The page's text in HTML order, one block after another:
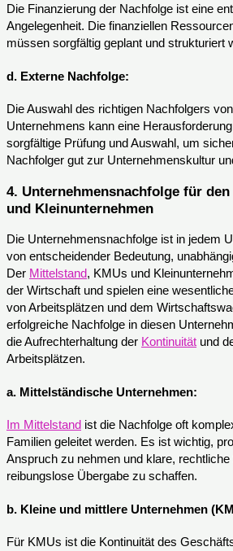
Die Finanzierung der Nachfolge ist eine
Angelegenheit. Die finanziellen
müssen sorgfältig geplant und strukturiert
d. Externe Nachfolge:
Die Auswahl des richtigen Nachfolgers
Unternehmens kann eine
sorgfältige Prüfung und Auswahl, um
Nachfolger gut zur Unternehmenskultur
4. Unternehmensnachfolge für
und Kleinunternehmen
Die Unternehmensnachfolge ist in jedem
von entscheidender Bedeutung,
Der Mittelstand, KMUs und
der Wirtschaft und spielen eine
von Arbeitsplätzen und dem
erfolgreiche Nachfolge in diesen
die Aufrechterhaltung der Kontinuität und
Arbeitsplätzen.
a. Mittelständische Unternehmen:
Im Mittelstand ist die Nachfolge oft
Familien geleitet werden. Es ist wichtig,
Anspruch zu nehmen und klare,
reibungslose Übergabe zu schaffen.
b. Kleine und mittlere Unternehmen
Für KMUs ist die Kontinuität des